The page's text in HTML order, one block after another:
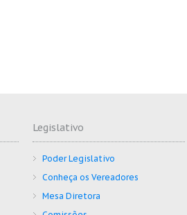
Legislativo
Poder Legislativo
Conheça os Vereadores
Mesa Diretora